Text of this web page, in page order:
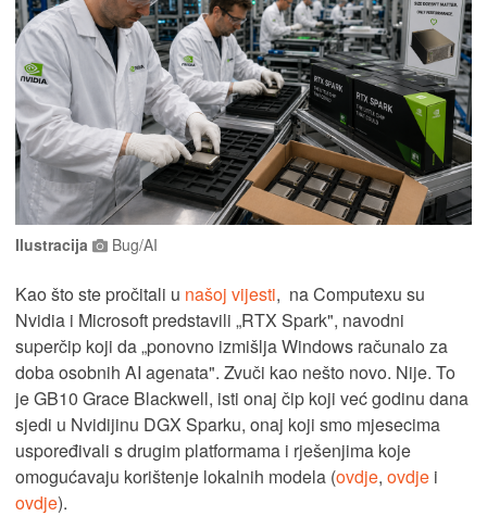
Ilustracija Bug/AI
Kao što ste pročitali u našoj vijesti, na Computexu su
Nvidia i Microsoft predstavili „RTX Spark", navodni
superčip koji da „ponovno izmišlja Windows računalo za
doba osobnih AI agenata". Zvuči kao nešto novo. Nije. To
je GB10 Grace Blackwell, isti onaj čip koji već godinu dana
sjedi u Nvidijinu DGX Sparku, onaj koji smo mjesecima
uspoređivali s drugim platformama i rješenjima koje
omogućavaju korištenje lokalnih modela (ovdje, ovdje i
ovdje).